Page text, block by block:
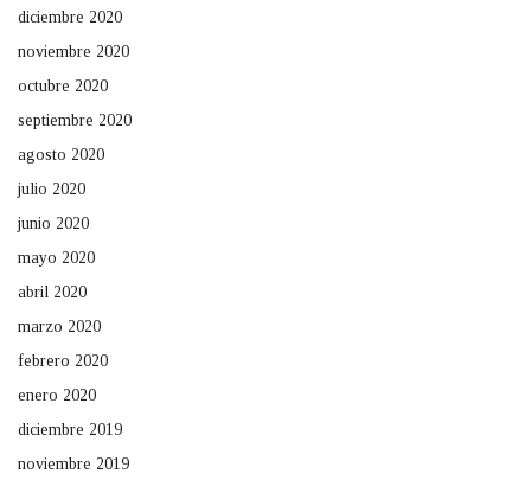
diciembre 2020
noviembre 2020
octubre 2020
septiembre 2020
agosto 2020
julio 2020
junio 2020
mayo 2020
abril 2020
marzo 2020
febrero 2020
enero 2020
diciembre 2019
noviembre 2019